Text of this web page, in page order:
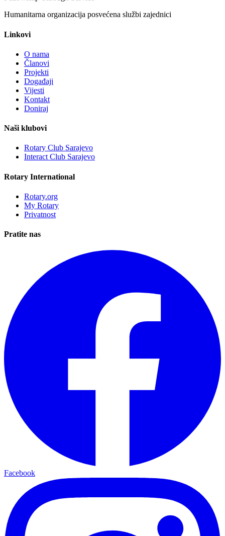
Humanitarna organizacija posvećena službi zajednici
Linkovi
O nama
Članovi
Projekti
Događaji
Vijesti
Kontakt
Doniraj
Naši klubovi
Rotary Club Sarajevo
Interact Club Sarajevo
Rotary International
Rotary.org
My Rotary
Privatnost
Pratite nas
Facebook